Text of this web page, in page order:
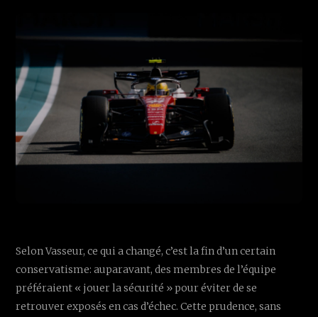
Selon Vasseur, ce qui a changé, c’est la fin d’un certain
conservatisme: auparavant, des membres de l’équipe
préféraient « jouer la sécurité » pour éviter de se
retrouver exposés en cas d’échec. Cette prudence, sans